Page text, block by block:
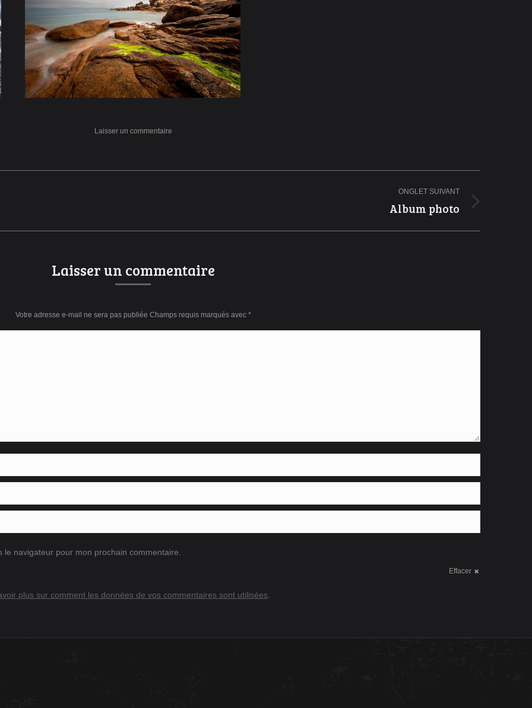
Laisser un commentaire
ONGLET SUIVANT
Album photo
Laisser un commentaire
Votre adresse e-mail ne sera pas publiée Champs requis marqués avec *
navigateur pour mon prochain commentaire.
Effacer
plus sur comment les données de vos commentaires sont utilisées